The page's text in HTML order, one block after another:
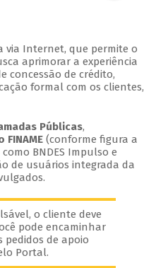
via Internet, que permite o
aprimorar a experiência
concessão de crédito,
formal com os clientes,
Públicas,
(conforme figura a
BNDES Impulso e
de usuários integrada da
o cliente deve
pode encaminhar
pedidos de apoio
Portal.